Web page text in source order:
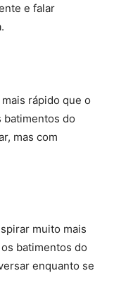
e falar
rápido que o
batimentos do
mas com
muito mais
batimentos do
enquanto se